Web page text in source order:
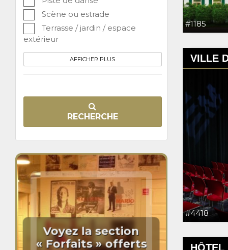
Scène ou estrade
Terrasse / jardin / espace
extérieur
AFFICHER PLUS
RECHERCHE
Voyez la section
« Forfaits » offerts
#1185
VILLE
#4418
HÔTEL